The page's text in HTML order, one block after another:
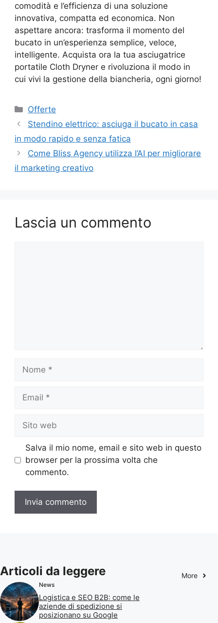
comodità e l’efficienza di una soluzione
innovativa, compatta ed economica. Non
aspettare ancora: trasforma il momento del
bucato in un’esperienza semplice, veloce,
intelligente. Acquista ora la tua asciugatrice
portatile Cloth Dryner e rivoluziona il modo in
cui vivi la gestione della biancheria, ogni giorno!
Categorie
Offerte
Stendino elettrico: asciuga il bucato in casa
in modo rapido e senza fatica
Come Bliss Agency utilizza l’AI per migliorare
il marketing creativo
Lascia un commento
web
Salva il mio nome, email e sito web in questo
browser per la prossima volta che
commento.
Articoli da leggere More
News
Logistica e SEO B2B: come le
aziende di spedizione si
posizionano su Google